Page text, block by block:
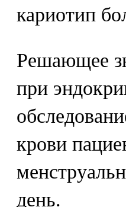
кариотип
Решающее
при
крови
день.